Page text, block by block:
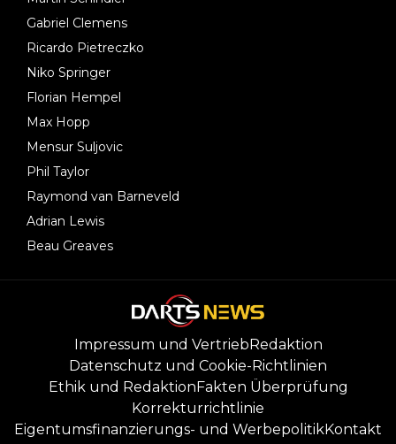
Gabriel Clemens
Ricardo Pietreczko
Niko Springer
Florian Hempel
Max Hopp
Mensur Suljovic
Phil Taylor
Raymond van Barneveld
Adrian Lewis
Beau Greaves
Impressum und VertriebRedaktion
Datenschutz und Cookie-Richtlinien
Ethik und RedaktionFakten Überprüfung
Korrekturrichtlinie
Eigentumsfinanzierungs- und WerbepolitikKontakt